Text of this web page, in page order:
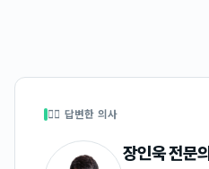
👩‍⚕️ 답변한 의사
장인욱전문